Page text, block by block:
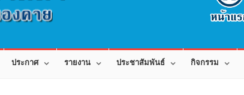
ประกาศ รายงาน ประชาสัมพันธ์ กิจกรรม